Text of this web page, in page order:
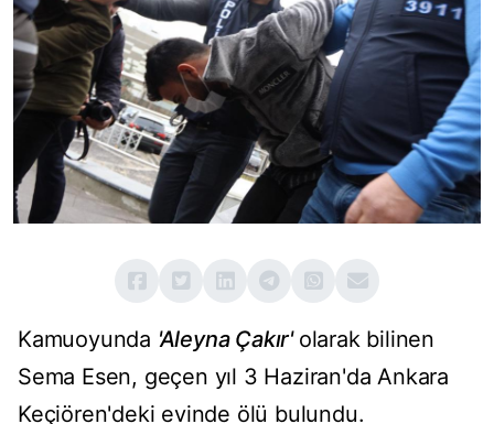
Kamuoyunda 'Aleyna Çakır' olarak bilinen
Sema Esen, geçen yıl 3 Haziran'da Ankara
Keçiören'deki evinde ölü bulundu.